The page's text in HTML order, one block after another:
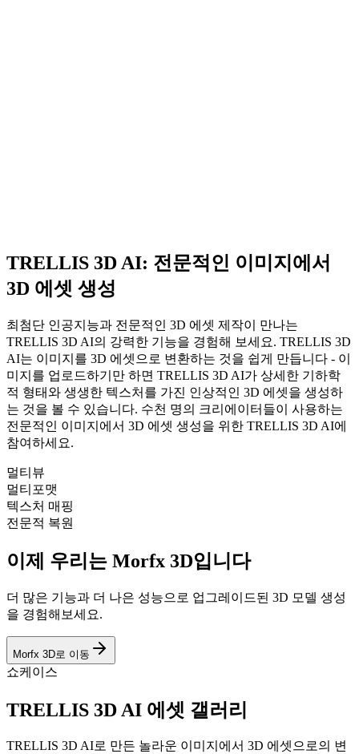
TRELLIS 3D AI: 전문적인 이미지에서
3D 에셋 생성
최첨단 인공지능과 전문적인 3D 에셋 제작이 만나는
TRELLIS 3D AI의 강력한 기능을 경험해 보세요. TRELLIS 3D
AI는 이미지를 3D 에셋으로 변환하는 것을 쉽게 만듭니다 - 이
미지를 업로드하기만 하면 TRELLIS 3D AI가 상세한 기하학
적 형태와 생생한 텍스처를 가진 인상적인 3D 에셋을 생성하
는 것을 볼 수 있습니다. 수천 명의 크리에이터들이 사용하는
전문적인 이미지에서 3D 에셋 생성을 위한 TRELLIS 3D AI에
참여하세요.
멀티뷰
멀티포맷
텍스처 매핑
전문적 복원
이제 우리는 Morfx 3D입니다
더 많은 기능과 더 나은 성능으로 업그레이드된 3D 모델 생성
을 경험해보세요.
Morfx 3D로 이동
쇼케이스
TRELLIS 3D AI 에셋 갤러리
TRELLIS 3D AI로 만든 놀라운 이미지에서 3D 에셋으로의 변